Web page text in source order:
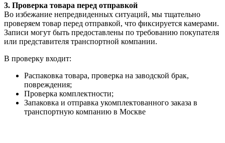
3. Проверка товара перед отправкой
Во избежание непредвиденных ситуаций, мы тщательно
проверяем товар перед отправкой, что фиксируется камерами.
Записи могут быть предоставлены по требованию покупателя
или представителя транспортной компании.
В проверку входит:
Распаковка товара, проверка на заводской брак,
повреждения;
Проверка комплектности;
Запаковка и отправка укомплектованного заказа в
транспортную компанию в Москве